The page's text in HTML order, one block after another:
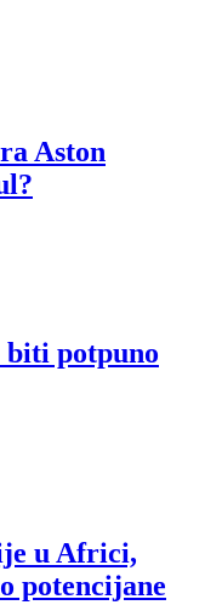
Aston
biti potpuno
u Africi,
potencijane